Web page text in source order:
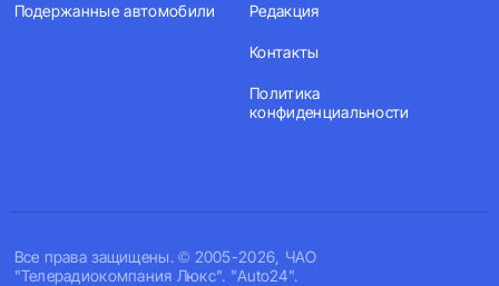
Все права защищены. © 2005-2026, ЧАО
"Телерадиокомпания Люкс". "Auto24".
Подержанные автомобили Редакция
Контакты
Политика
конфиденциальности